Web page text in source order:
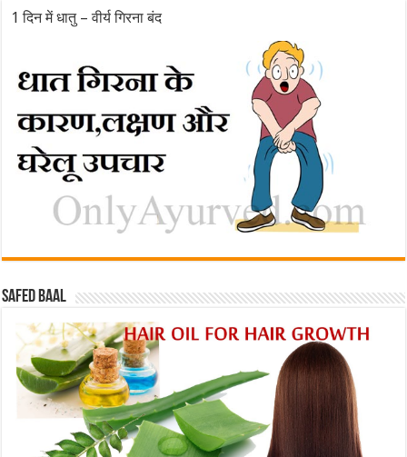
1 दिन में धातु – वीर्य गिरना बंद
Safed baal